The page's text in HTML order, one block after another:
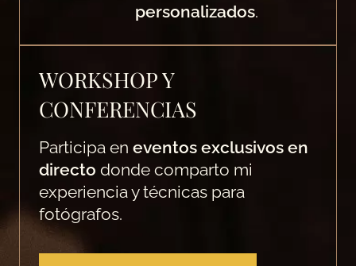
personalizados.
WORKSHOP Y
CONFERENCIAS
Participa en eventos exclusivos en
directo donde comparto mi
experiencia y técnicas para
fotógrafos.